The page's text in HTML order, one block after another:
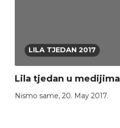
LILA TJEDAN 2017
Lila tjedan u medijima
Nismo same, 20. May 2017.